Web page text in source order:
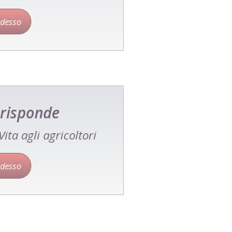
agli agricoltori